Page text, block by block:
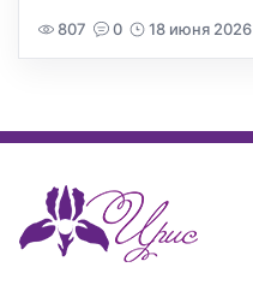
807 0 18 июня 2026